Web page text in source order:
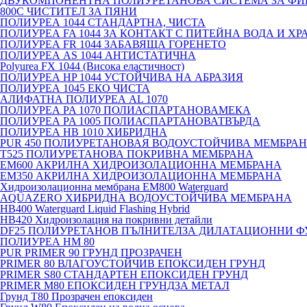
800C ЧИСТИТЕЛ ЗА ПЯНИ
ПОЛИУРЕА 1044 СТАНДАРТНА, ЧИСТА
ПОЛИУРЕА FA 1044 ЗА КОНТАКТ С ПИТЕЙНА ВОДА И
ПОЛИУРЕА FR 1044 ЗАБАВЯЩА ГОРЕНЕТО
ПОЛИУРЕА AS 1044 АНТИСТАТИЧНА
Polyurea FX 1044 (Висока еластичност)
ПОЛИУРЕА HP 1044 УСТОЙЧИВА НА АБРАЗИЯ
ПОЛИУРЕА 1045 ЕКО ЧИСТА
АЛИФАТНА ПОЛИУРЕА AL 1070
ПОЛИУРЕА PA 1070 ПОЛИАСПАРТАНОВАМЕКА
ПОЛИУРЕА PA 1005 ПОЛИАСПАРТАНОВАТВЪРДА
ПОЛИУРЕА HB 1010 ХИБРИДНА
PUR 450 ПОЛИУРЕТАНОВАЯ ВОДОУСТОЙЧИВА
T525 ПОЛИУРЕТАНОВА ПОКРИВНА МЕМБРАНА
EM600 АКРИЛНА ХИДРОИЗОЛАЦИОННА МЕМБРАНА
EM350 АКРИЛНА ХИДРОИЗОЛАЦИОННА МЕМБРАНА
Хидроизолационна мембрана EM800 Waterguard
AQUAZERO ХИБРИДНА ВОДОУСТОЙЧИВА МЕМБРАНА
HB400 Waterguard Liquid Flashing Hybrid
HB420 Хидроизолация на покривни детайли
DF25 ПОЛИУРЕТАНОВ ПЪЛНИТЕЛЗА ДИЛАТАЦИОННИ
ПОЛИУРЕА HM 80
PUR PRIMER 90 ГРУНД ПРОЗРАЧЕН
PRIMER 80 ВЛАГОУСТОЙЧИВ ЕПОКСИДЕН ГРУНД
PRIMER S80 СТАНДАРТЕН ЕПОКСИДЕН ГРУНД
PRIMER M80 ЕПОКСИДЕН ГРУНДЗА МЕТАЛ
Грунд Т80 Прозрачен епоксиден